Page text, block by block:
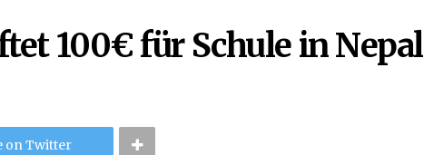
100€ für Schule in Nepal
on Twitter